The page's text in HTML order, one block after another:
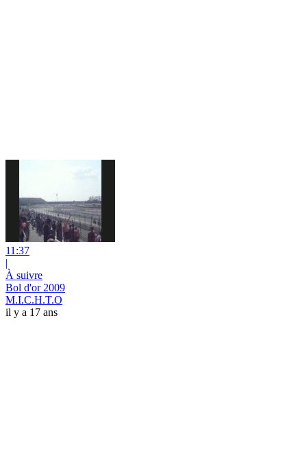
11:37
|
À suivre
Bol d'or 2009
M.I.C.H.T.O
il y a 17 ans